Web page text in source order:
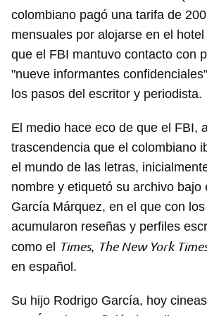
colombiano pagó una tarifa de
mensuales por alojarse en el
que el FBI mantuvo contacto con
"nueve informantes
los pasos del escritor y periodista.
El medio hace eco de que el FBI,
trascendencia que el colombiano
el mundo de las letras,
nombre y etiquetó su archivo bajo
García Márquez, en el que con
acumularon reseñas y perfiles
como el Times, The New York
en español.
Su hijo Rodrigo García, hoy